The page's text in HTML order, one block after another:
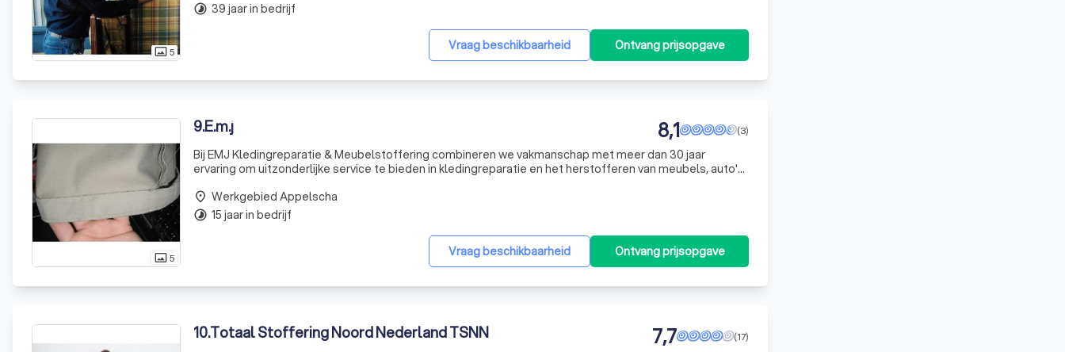
photo_size_select_actual5 Vraag beschikbaarheid Ontvang prijsopgave
timelapse 39 jaar in bedrijf
photo_size_select_actual5
9.E.m.j (3)
8,1
Bij EMJ Kledingreparatie & Meubelstoffering combineren we vakmanschap met meer dan 30 jaar
ervaring om uitzonderlijke service te bieden in kledingreparatie en het herstofferen van meubels, auto's,
Vraag beschikbaarheid Ontvang prijsopgave
place Werkgebied Appelscha
timelapse 15 jaar in bedrijf
10.Totaal Stoffering Noord Nederland TSNN (17)
7,7